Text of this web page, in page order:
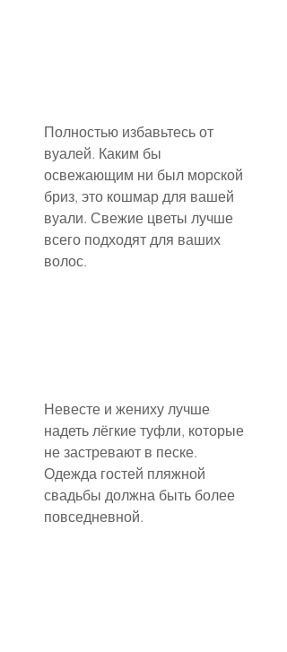
Полностью избавьтесь от
вуалей. Каким бы
освежающим ни был морской
бриз, это кошмар для вашей
вуали. Свежие цветы лучше
всего подходят для ваших
волос.
Невесте и жениху лучше
надеть лёгкие туфли, которые
не застревают в песке.
Одежда гостей пляжной
свадьбы должна быть более
повседневной.